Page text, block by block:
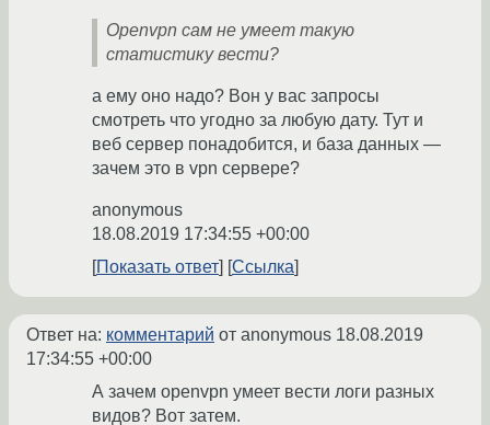
Openvpn сам не умеет такую
статистику вести?
а ему оно надо? Вон у вас запросы
смотреть что угодно за любую дату. Тут и
веб сервер понадобится, и база данных —
зачем это в vpn сервере?
anonymous
18.08.2019 17:34:55 +00:00
Показать ответ
Ссылка
Ответ на: комментарий от anonymous 18.08.2019
17:34:55 +00:00
А зачем openvpn умеет вести логи разных
видов? Вот затем.